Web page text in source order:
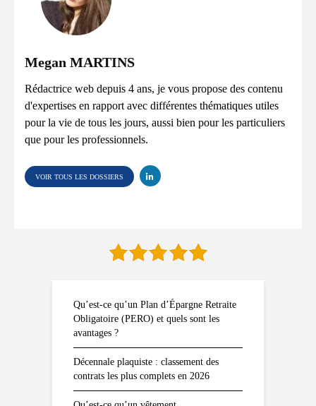
Megan MARTINS
Rédactrice web depuis 4 ans, je vous propose des contenu
d'expertises en rapport avec différentes thématiques utiles
pour la vie de tous les jours, aussi bien pour les particuliers
que pour les professionnels.
VOIR TOUS LES DOSSIERS
Qu’est-ce qu’un Plan d’Épargne Retraite
Obligatoire (PERO) et quels sont les
avantages ?
Décennale plaquiste : classement des
contrats les plus complets en 2026